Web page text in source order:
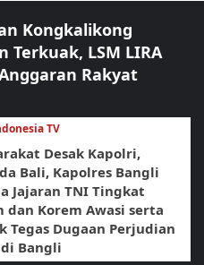
Kongkalikong
Terkuak, LSM LIRA
Rakyat
TV
Desak Kapolri,
Bali, Kapolres Bangli
Jajaran TNI Tingkat
dan Korem Awasi serta
Tegas Dugaan Perjudian
Bangli